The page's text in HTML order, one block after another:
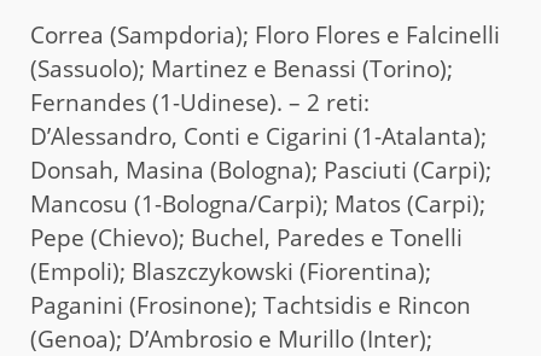
Correa (Sampdoria); Floro Flores e Falcinelli
(Sassuolo); Martinez e Benassi (Torino);
Fernandes (1-Udinese). – 2 reti:
D’Alessandro, Conti e Cigarini (1-Atalanta);
Donsah, Masina (Bologna); Pasciuti (Carpi);
Mancosu (1-Bologna/Carpi); Matos (Carpi);
Pepe (Chievo); Buchel, Paredes e Tonelli
(Empoli); Blaszczykowski (Fiorentina);
Paganini (Frosinone); Tachtsidis e Rincon
(Genoa); D’Ambrosio e Murillo (Inter);